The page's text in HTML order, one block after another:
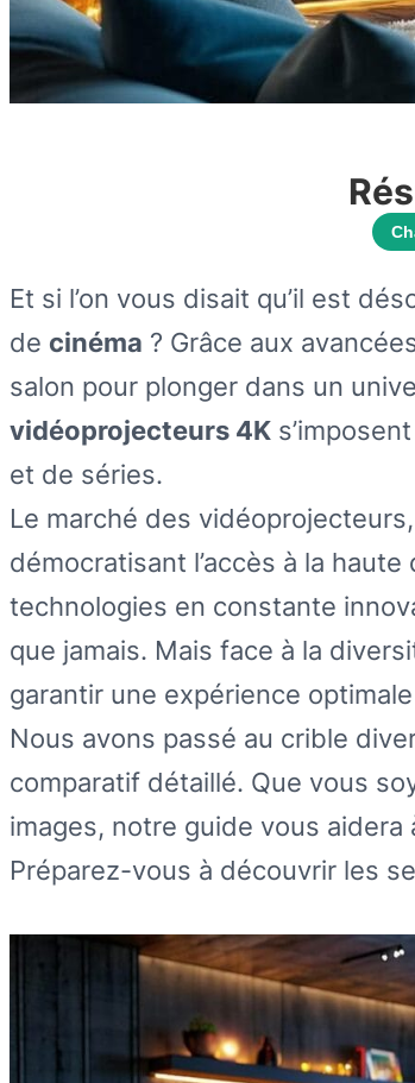
Et si l’on vous disait qu’il est
de cinéma ? Grâce aux
salon pour plonger dans un
vidéoprojecteurs 4K
et de séries.
Le marché des
démocratisant l’accès à la
technologies en constante
que jamais. Mais face à la
garantir une expérience optimale
Nous avons passé au crible
comparatif détaillé. Que vous
images, notre guide vous
Préparez-vous à découvrir les